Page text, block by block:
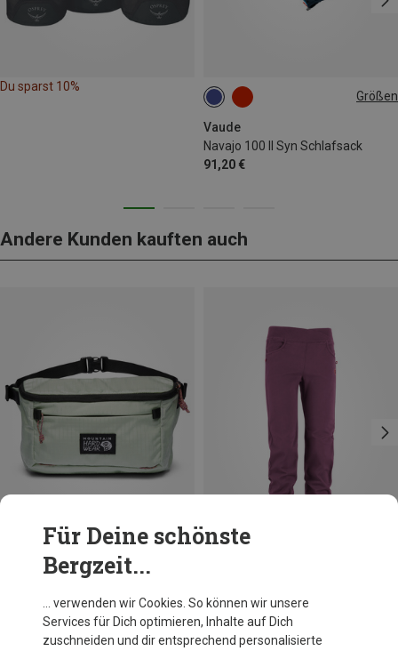
Du sparst 10%
Größen
Vaude
Navajo 100 II Syn Schlafsack
91,20 €
MAX. 190CM | LEFT
Andere Kunden kauften auch
Du sparst 10%
Für Deine schönste
Bergzeit...
… verwenden wir Cookies. So können wir unsere
Services für Dich optimieren, Inhalte auf Dich
zuschneiden und dir entsprechend personalisierte